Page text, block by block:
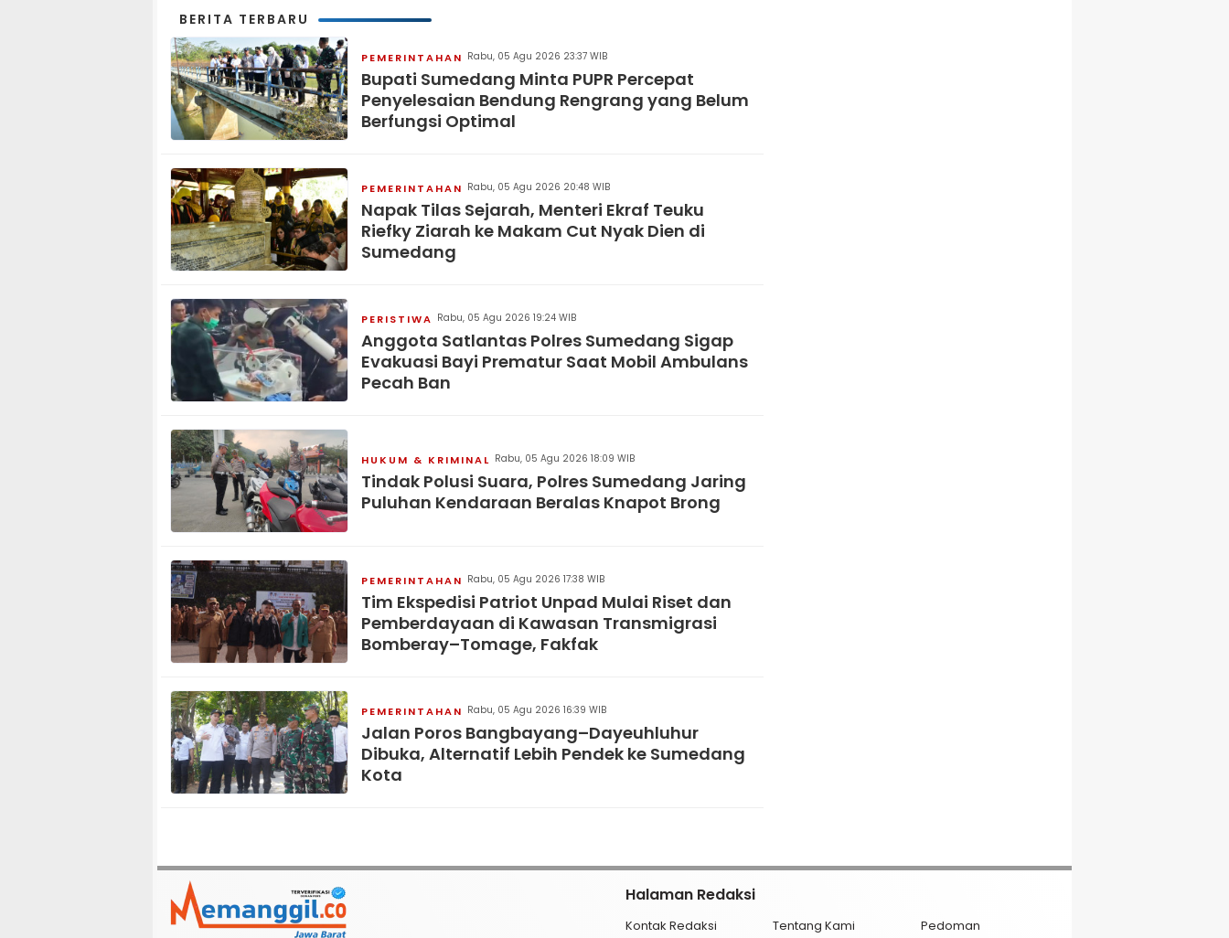
BERITA TERBARU
PEMERINTAHAN Rabu, 05 Agu 2026 23:37 WIB
Bupati Sumedang Minta PUPR Percepat
Penyelesaian Bendung Rengrang yang Belum
Berfungsi Optimal
PEMERINTAHAN Rabu, 05 Agu 2026 20:48 WIB
Napak Tilas Sejarah, Menteri Ekraf Teuku
Riefky Ziarah ke Makam Cut Nyak Dien di
Sumedang
PERISTIWA Rabu, 05 Agu 2026 19:24 WIB
Anggota Satlantas Polres Sumedang Sigap
Evakuasi Bayi Prematur Saat Mobil Ambulans
Pecah Ban
HUKUM & KRIMINAL Rabu, 05 Agu 2026 18:09 WIB
Tindak Polusi Suara, Polres Sumedang Jaring
Puluhan Kendaraan Beralas Knapot Brong
PEMERINTAHAN Rabu, 05 Agu 2026 17:38 WIB
Tim Ekspedisi Patriot Unpad Mulai Riset dan
Pemberdayaan di Kawasan Transmigrasi
Bomberay–Tomage, Fakfak
PEMERINTAHAN Rabu, 05 Agu 2026 16:39 WIB
Jalan Poros Bangbayang–Dayeuhluhur
Dibuka, Alternatif Lebih Pendek ke Sumedang
Kota
Halaman Redaksi
Kontak Redaksi Tentang Kami Pedoman